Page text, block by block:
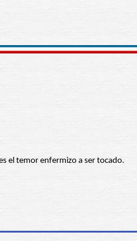
el temor enfermizo a ser tocado.